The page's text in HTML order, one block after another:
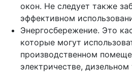
окон. Не следует также
эффективном
Энергосбережение. Это
которые могут
производственном
электричестве,